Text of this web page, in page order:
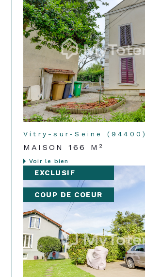
Vitry-sur-Seine (94400)
MAISON 166 M²
Voir le bien
EXCLUSIF
COUP DE COEUR